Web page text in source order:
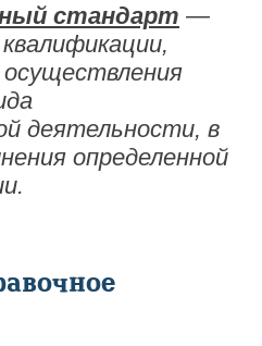
стандарт —
деятельности, в
определенной